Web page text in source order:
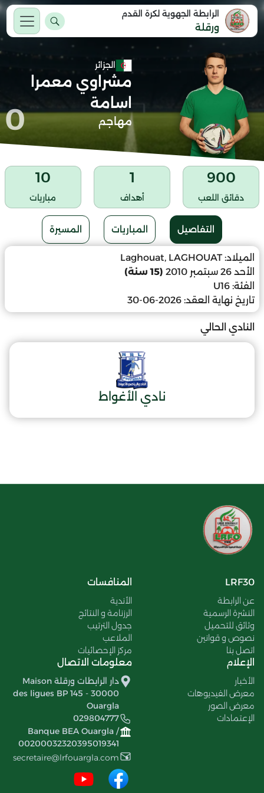
الرابطة الجهوية لكرة القدم
ورقلة
الجزائر
مشراوي معمرا
اسامة
مهاجم 0
900
دقائق اللعب
1
أهداف
10
مباريات
التفاصيل المباريات المسيرة
الميلاد: Laghouat, LAGHOUAT
الأحد 26 سبتمبر 2010
(15 سنة)
الفئة: U16
تاريخ نهاية العقد: 2026-06-30
النادي الحالي
نادي الأغواط
LRF30
عن الرابطة
النشرة الرسمية
وثائق للتحميل
نصوص و قوانين
اتصل بنا
المنافسات
الأندية
الرزنامة و النتائج
جدول الترتيب
الملاعب
مركز الإحصائيات
الإعلام
الأخبار
معرض الفيديوهات
معرض الصور
الإعتمادات
معلومات الاتصال
دار الرابطات ورقلة Maison
des ligues BP 145 - 30000
Ouargla
029804777
Banque BEA Ouargla /
00200032320395019341
secretaire@lrfouargla.com